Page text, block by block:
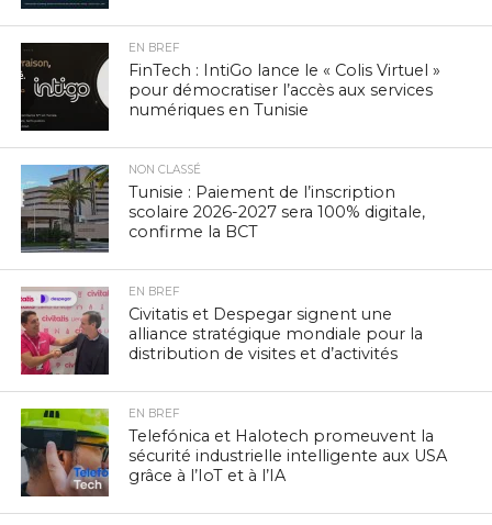
EN BREF
FinTech : IntiGo lance le « Colis Virtuel »
pour démocratiser l’accès aux services
numériques en Tunisie
NON CLASSÉ
Tunisie : Paiement de l’inscription
scolaire 2026-2027 sera 100% digitale,
confirme la BCT
EN BREF
Civitatis et Despegar signent une
alliance stratégique mondiale pour la
distribution de visites et d’activités
EN BREF
Telefónica et Halotech promeuvent la
sécurité industrielle intelligente aux USA
grâce à l’IoT et à l’IA